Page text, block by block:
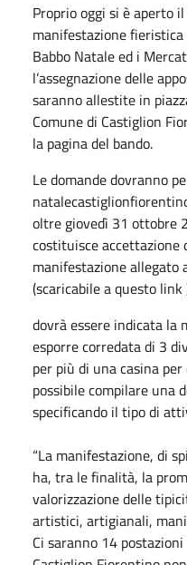
Proprio oggi si è aperto
manifestazione fieristica
Babbo Natale ed i
l’assegnazione delle
saranno allestite in
Comune di Castiglion
la pagina del bando.
Le domande dovranno
oltre giovedì 31 ottobre
costituisce accettazione
manifestazione allegato
(scaricabile a questo link
dovrà essere indicata la
esporre corredata di 3
per più di una casina
possibile compilare una
specificando il tipo di
“La manifestazione, di
ha, tra le finalità, la
valorizzazione delle
artistici, artigianali,
Ci saranno 14